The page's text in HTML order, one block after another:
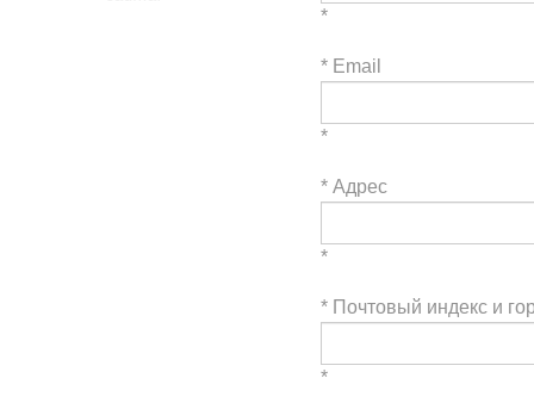
*
* Email
*
* Адрес
*
* Почтовый индекс и
*